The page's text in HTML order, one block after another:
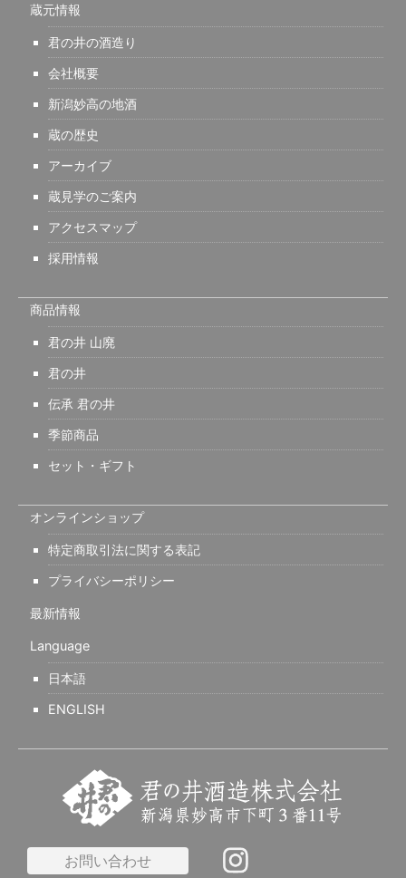
蔵元情報
君の井の酒造り
会社概要
新潟妙高の地酒
蔵の歴史
アーカイブ
蔵見学のご案内
アクセスマップ
採用情報
商品情報
君の井 山廃
君の井
伝承 君の井
季節商品
セット・ギフト
オンラインショップ
特定商取引法に関する表記
プライバシーポリシー
最新情報
Language
日本語
ENGLISH
お問い合わせ